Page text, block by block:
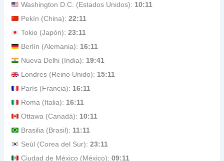
Washington D.C. (Estados Unidos): 10:11
Pekín (China):22:11
Tokio (Japón):23:11
Berlín (Alemania): 16:11
Nueva Delhi (India): 19:41
Londres (Reino Unido): 15:11
París (Francia): 16:11
Roma (Italia): 16:11
Ottawa (Canadá): 10:11
Brasilia (Brasil): 11:11
Seúl (Corea del Sur):23:11
Ciudad de México (México):09:11